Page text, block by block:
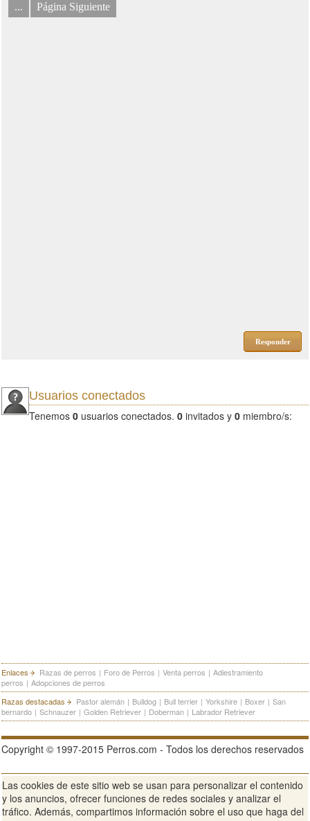
...
Página Siguiente
Responder
Usuarios conectados
Tenemos 0 usuarios conectados. 0 invitados y 0 miembro/s:
Enlaces Razas de perros | Foro de Perros | Venta perros | Adiestramiento
perros | Adopciones de perros
Razas destacadas
Pastor alemán | Bulldog | Bull terrier | Yorkshire | Boxer | San
bernardo | Schnauzer | Golden Retriever | Doberman | Labrador Retriever
Copyright © 1997-2015 Perros.com - Todos los derechos reservados
Publicidad en Perros.com | Contacte | Aviso Legal Política de
privacidad | Condiciones de uso
Las cookies de este sitio web se usan para personalizar el contenido
y los anuncios, ofrecer funciones de redes sociales y analizar el
tráfico. Además, compartimos información sobre el uso que haga del